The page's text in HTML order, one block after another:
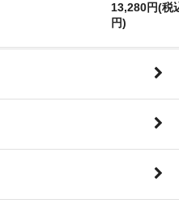
13,280円(税
円)